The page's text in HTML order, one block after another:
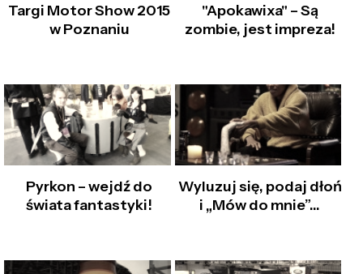
Targi Motor Show 2015
w Poznaniu
"Apokawixa" – Są
zombie, jest impreza!
Pyrkon – wejdź do
świata fantastyki!
Wyluzuj się, podaj dłoń
i „Mów do mnie”...